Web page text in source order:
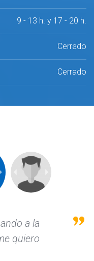
9 - 13 h. y 17 - 20 h.
Cerrado
Cerrado
a la
quiero